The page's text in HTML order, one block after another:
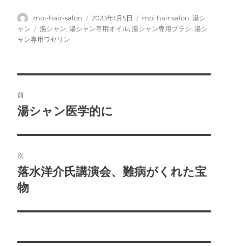
投
稿
者
moi-hair-salon
投
稿
2023年1月5日
カ
テ
moi hair salon,湯シ
ャン
タ
グ
湯シャン,湯シャン専用オイル,湯シャン専用ブラシ,湯シ
ャン専用ワセリン
稿
ビ
ゲ
ー
シ
前
前
投
稿:
湯シャン医学的に
次
次
の
稿:
落水洋介氏講演会、難病がくれた宝
物